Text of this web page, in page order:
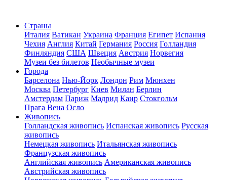
Страны
Италия Ватикан Украина Франция Египет Испания
Чехия Англия Китай Германия Россия Голландия
Финляндия США Швеция Австрия Норвегия
Музеи без билетов Необычные музеи
Города
Барселона Нью-Йорк Лондон Рим Мюнхен
Москва Петербург Киев Милан Берлин
Амстердам Париж Мадрид Каир Стокгольм
Прага Вена Осло
Живопись
Голландская живопись Испанская живопись Русская
живопись
Немецкая живопись Итальянская живопись
Французская живопись
Английская живопись Американская живопись
Австрийская живопись